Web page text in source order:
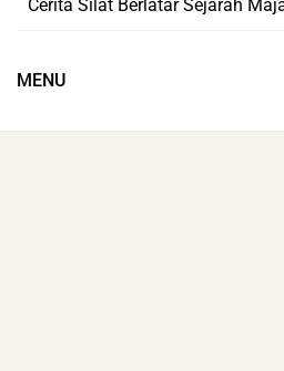
Cerita Silat Berlatar Sejarah
MENU